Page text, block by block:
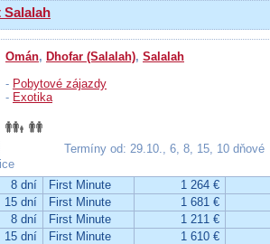
Salalah
Omán, Dhofar (Salalah), Salalah
- Pobytové zájazdy
- Exotika
Termíny od: 29.10., 6, 8, 15, 10 dňové
8 dní First Minute
1 264 €
15 dní First Minute
1 681 €
8 dní First Minute
1 211 €
15 dní First Minute
1 610 €